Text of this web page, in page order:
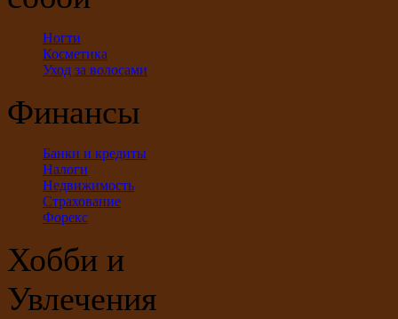
Ногти
Косметика
Уход за волосами
Финансы
Банки и кредиты
Налоги
Недвижимость
Страхование
Форекс
Хобби и
Увлечения